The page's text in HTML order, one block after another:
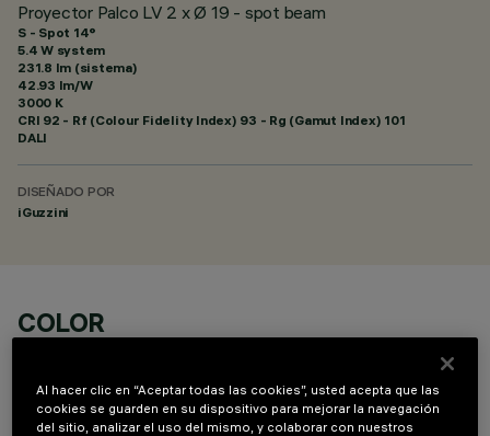
Proyector Palco LV 2 x Ø 19 - spot beam
S - Spot 14°
5.4 W system
231.8 lm (sistema)
42.93 lm/W
3000 K
CRI 92 - Rf (Colour Fidelity Index) 93 - Rg (Gamut Index) 101
DALI
DISEÑADO POR
iGuzzini
COLOR
Al hacer clic en “Aceptar todas las cookies”, usted acepta que las
cookies se guarden en su dispositivo para mejorar la navegación
del sitio, analizar el uso del mismo, y colaborar con nuestros